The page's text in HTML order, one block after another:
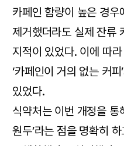
카페인 함량이 높은 경
제거했더라도 실제 잔류
지적이 있었다. 이에 따
‘카페인이 거의 없는 커
있었다.
식약처는 이번 개정을 통
원두’라는 점을 명확히